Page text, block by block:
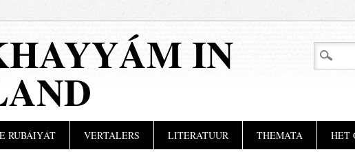
IN
RUBÁIYÁT VERTALERS LITERATUUR THEMATA HET